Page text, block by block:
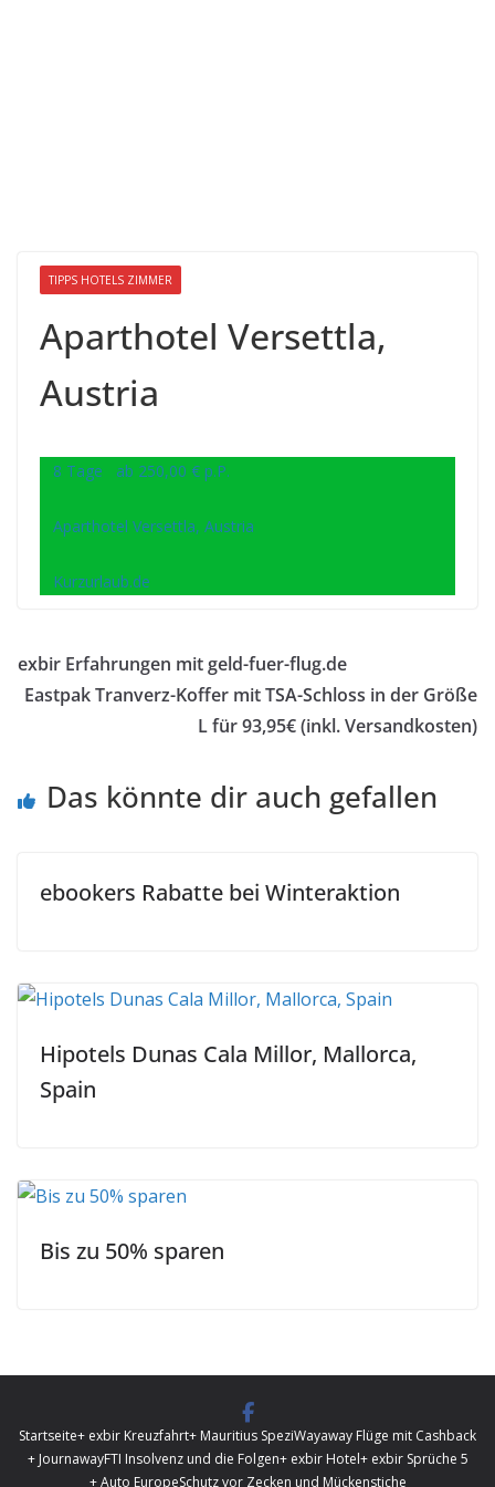
TIPPS HOTELS ZIMMER
Aparthotel Versettla,
Austria
8 Tage ab 250,00 € p.P.
Aparthotel Versettla, Austria
Kurzurlaub.de
exbir Erfahrungen mit geld-fuer-flug.de
Eastpak Tranverz-Koffer mit TSA-Schloss in der Größe
L für 93,95€ (inkl. Versandkosten)
Das könnte dir auch gefallen
ebookers Rabatte bei Winteraktion
Hipotels Dunas Cala Millor, Mallorca,
Spain
Bis zu 50% sparen
Startseite+ exbir Kreuzfahrt+ Mauritius SpeziWayaway Flüge mit Cashback
+ JournawayFTI Insolvenz und die Folgen+ exbir Hotel+ exbir Sprüche 5
+ Auto EuropeSchutz vor Zecken und Mückenstiche